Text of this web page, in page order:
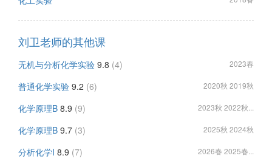
刘卫老师的其他课
无机与分析化学实验 9.8 (4) 2023春
普通化学实验 9.2 (6) 2020秋 2019秋
化学原理B 8.9 (9) 2023秋 2022秋...
化学原理B 9.7 (3) 2025秋 2024秋
分析化学I 8.9 (7) 2026春 2025春...